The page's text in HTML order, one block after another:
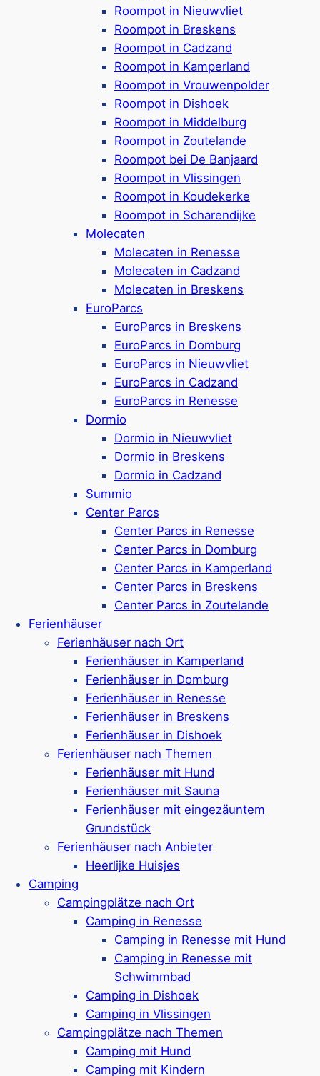
Roompot in Nieuwvliet
Roompot in Breskens
Roompot in Cadzand
Roompot in Kamperland
Roompot in Vrouwenpolder
Roompot in Dishoek
Roompot in Middelburg
Roompot in Zoutelande
Roompot bei De Banjaard
Roompot in Vlissingen
Roompot in Koudekerke
Roompot in Scharendijke
Molecaten
Molecaten in Renesse
Molecaten in Cadzand
Molecaten in Breskens
EuroParcs
EuroParcs in Breskens
EuroParcs in Domburg
EuroParcs in Nieuwvliet
EuroParcs in Cadzand
EuroParcs in Renesse
Dormio
Dormio in Nieuwvliet
Dormio in Breskens
Dormio in Cadzand
Summio
Center Parcs
Center Parcs in Renesse
Center Parcs in Domburg
Center Parcs in Kamperland
Center Parcs in Breskens
Center Parcs in Zoutelande
Ferienhäuser
Ferienhäuser nach Ort
Ferienhäuser in Kamperland
Ferienhäuser in Domburg
Ferienhäuser in Renesse
Ferienhäuser in Breskens
Ferienhäuser in Dishoek
Ferienhäuser nach Themen
Ferienhäuser mit Hund
Ferienhäuser mit Sauna
Ferienhäuser mit eingezäuntem
Grundstück
Ferienhäuser nach Anbieter
Heerlijke Huisjes
Camping
Campingplätze nach Ort
Camping in Renesse
Camping in Renesse mit Hund
Camping in Renesse mit
Schwimmbad
Camping in Dishoek
Camping in Vlissingen
Campingplätze nach Themen
Camping mit Hund
Camping mit Kindern
Mehr ansehen*
Camping Dishoek
Campingplatz & Ferienpark in Dishoek,
etwa 9 km von Middelburg entfernt
Stellplätze & Ferienunterkünfte (buchbar
Landal
*‘) für bis zu 6 Personen
Hunde sind willkommen (max. 2 pro
Stellplatz oder Ferienhaus)
Campingplätze mit 16-Ampere-
Stromanschluss & Wasser-Anschluss
Im Ferienpark: Mini-Supermarkt, Restaurant
& Sport- und Spielfelder
Ca. 200 Meter bis zum Strand von
Google-Bewertungen:4,0/5 Sterne
Rezensionen)
Mehr ansehen*
Harbour Village
Ferienpark in Arnemuiden,
Middelburg entfernt
Ferienvillen für 6-10 Personen buchbar
Moderne Ferienunterkünfte direkt am
verfügbar
Ferienunterkünfte wahlweise mit privatem
Garten oder privatem Steg
Haustiere sind im Ferienpark nicht erlaubt
Bootsverleih & Spielplatz vorhanden
Badesee in direkter Nähe, auch gut
geeignet zum Angeln
Nächster Strand mit Auto ca. 20 Minuten
entfernt
Google Rezensionen:4,3/5 Sterne
Bewertungen)
Mehr ansehen*
Hof Domburg
Ferienpark in Domburg,ca. 13 km von
Middelburg entfernt
Ferienhäuser & Campingplätze für 2-10
Personen
In vielen Häusern & Campingplätzen sind
Hunde erlaubt (bis zu 2)
Schwimmparadies „De Parel“ mit Freibad
& Hallenbad
Auch Wellness-Bereich mit Sauna, Solarium
& Dampfbad vorhanden